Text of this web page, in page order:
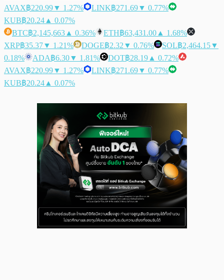
AVAX฿220.99▼ 1.27% LINK฿271.69▼ 0.77%
KUB฿20.24 ▲ 0.07%
BTC฿2,145,663 ▲ 0.36% ETH฿63,431.00 ▲ 1.68%
XRP฿35.37▼ 1.21% DOGE฿2.32 ▼ 0.76% SOL฿2,464.15▼
0.18%
ADA฿6.30▼ 1.81% DOT฿28.19 ▲ 0.72%
AVAX฿220.99▼ 1.27% LINK฿271.69▼ 0.77%
KUB฿20.24 ▲ 0.07%